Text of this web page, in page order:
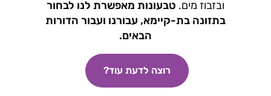
ובזבוז מים. טבעונות מאפשרת לנו לבחור
בתזונה בת-קיימא, עבורנו ועבור הדורות
הבאים.
רוצה לדעת עוד?